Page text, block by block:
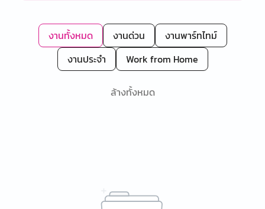
งานทั้งหมด งานด่วน
งานพาร์ทไทม์
งานประจำ
Work from Home
ล้างทั้งหมด